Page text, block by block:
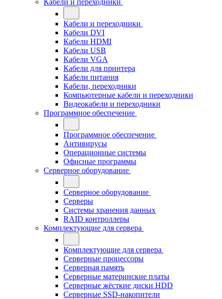
Кабели и переходники
Кабели и переходники
Кабели DVI
Кабели HDMI
Кабели USB
Кабели VGA
Кабели для принтера
Кабели питания
Кабели, переходники
Компьютерные кабели и переходники
Видеокабели и переходники
Программное обеспечение
Программное обеспечение
Антивирусы
Операционные системы
Офисные программы
Серверное оборудование
Серверное оборудование
Серверы
Системы хранения данных
RAID контроллеры
Комплектующие для сервера
Комплектующие для сервера
Серверные процессоры
Серверная память
Серверные материнские платы
Серверные жёсткие диски HDD
Серверные SSD-накопители